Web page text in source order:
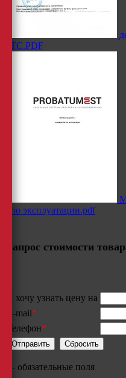
ТС.PDF
по эксплуатации.pdf
Запрос стоимости
Я хочу узнать цену на
E-mail*
Телефон*
- обязательные поля